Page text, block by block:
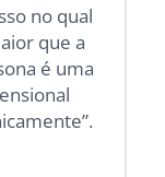
no qual
que a
é uma